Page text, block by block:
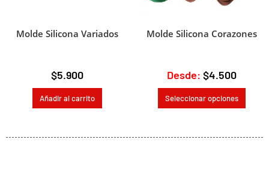
Molde Silicona Variados
$5.900
Añadir al carrito
Molde Silicona Corazones
Desde: $4.500
Seleccionar opciones